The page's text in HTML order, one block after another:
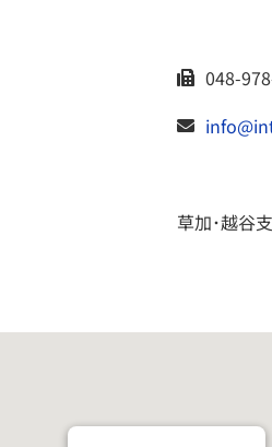
048-
草加･越谷